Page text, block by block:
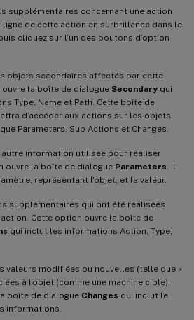
supplémentaires concernant une action
ligne de cette action en surbrillance dans le
cliquez sur l’un des boutons d’option
objets secondaires affectés par cette
la boîte de dialogue Secondary qui
Type, Name et Path. Cette boîte de
d’accéder aux actions sur les objets
Parameters, Sub Actions et Changes.
information utilisée pour réaliser
ouvre la boîte de dialogue Parameters . Il
représentant l’objet, et la valeur.
supplémentaires qui ont été réalisées
Cette option ouvre la boîte de
qui inclut les informations Action, Type,
valeurs modifiées ou nouvelles (telle que «
à l’objet (comme une machine cible).
boîte de dialogue Changes qui inclut le
informations.